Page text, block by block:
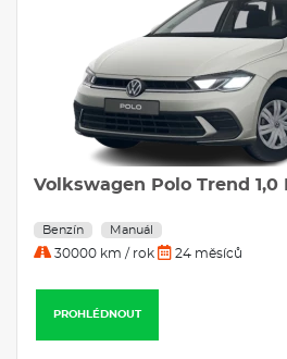
Volkswagen Polo Trend 1,0
Benzín Manuál
30000 km / rok 24 měsíců
PROHLÉDNOUT